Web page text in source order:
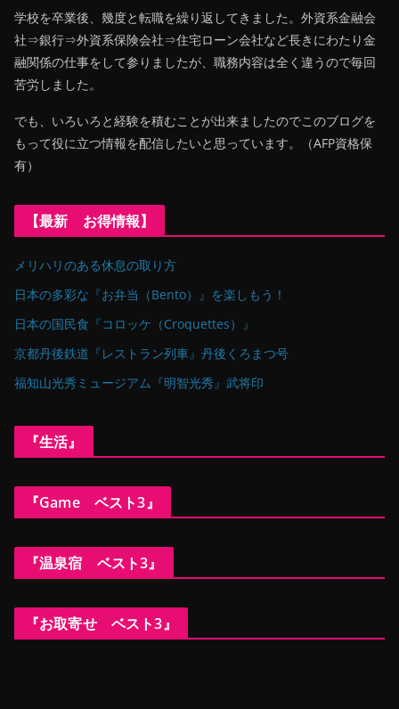
学校を卒業後、幾度と転職を繰り返してきました。外資系金融会
社⇒銀行⇒外資系保険会社⇒住宅ローン会社など長きにわたり金
融関係の仕事をして参りましたが、職務内容は全く違うので毎回
苦労しました。
でも、いろいろと経験を積むことが出来ましたのでこのブログを
もって役に立つ情報を配信したいと思っています。（AFP資格保
有）
【最新 お得情報】
メリハリのある休息の取り方
日本の多彩な『お弁当（Bento）』を楽しもう！
日本の国民食『コロッケ（Croquettes）』
京都丹後鉄道『レストラン列車』丹後くろまつ号
福知山光秀ミュージアム『明智光秀』武将印
『生活』
『Game ベスト3』
『温泉宿 ベスト3』
『お取寄せ ベスト3』